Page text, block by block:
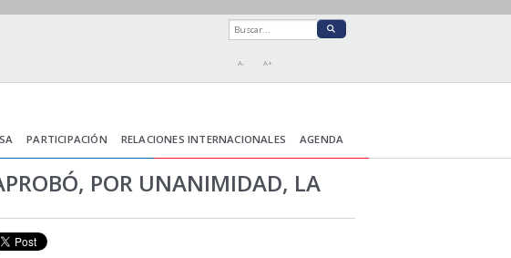
A- A+
PARTICIPACIÓN RELACIONES INTERNACIONALES AGENDA
POR UNANIMIDAD, LA